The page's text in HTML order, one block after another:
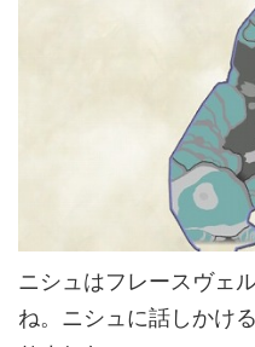
ニシュはフレースヴェ
ね。ニシュに話しかけ